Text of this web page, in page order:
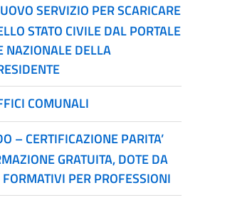
SERVIZIO PER SCARICARE
STATO CIVILE DAL PORTALE
NAZIONALE DELLA
COMUNALI
– CERTIFICAZIONE PARITA’
GRATUITA, DOTE DA
PER PROFESSIONI